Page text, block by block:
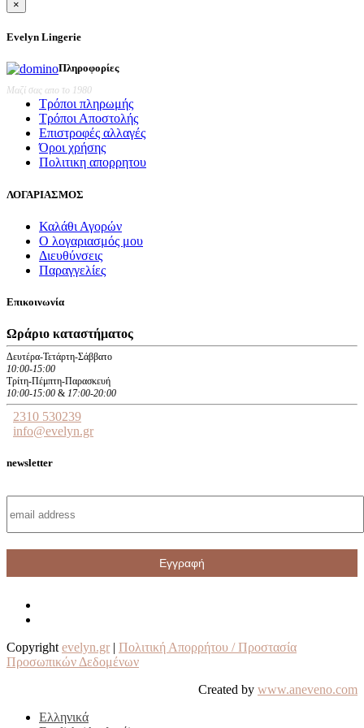
€28,20.
×
Evelyn Lingerie
Μαζί σας απο το 1980
Πληροφορίες
Τρόποι πληρωμής
Τρόποι Αποστολής
Επιστροφές αλλαγές
Όροι χρήσης
Πολιτικη απορρητου
ΛΟΓΑΡΙΑΣΜΟΣ
Καλάθι Αγορών
Ο λογαριασμός μου
Διευθύνσεις
Παραγγελίες
Επικοινωνία
Ωράριο καταστήματος
Δευτέρα-Τετάρτη-Σάββατο
10:00-15:00
Τρίτη-Πέμπτη-Παρασκευή
10:00-15:00 & 17:00-20:00
2310 530239
info@evelyn.gr
newsletter
Copyright evelyn.gr | Πολιτική Απορρήτου / Προστασία
Προσωπικών Δεδομένων
Created by www.aneveno.com
Ελληνικά